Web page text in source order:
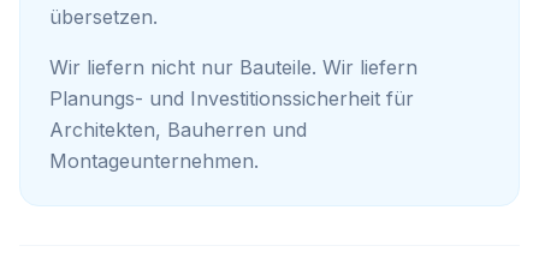
übersetzen.
Wir liefern nicht nur Bauteile. Wir liefern
Planungs- und Investitionssicherheit für
Architekten, Bauherren und
Montageunternehmen.